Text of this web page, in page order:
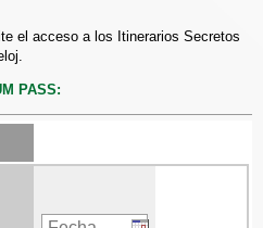
el acceso a los Itinerarios Secretos
PASS: